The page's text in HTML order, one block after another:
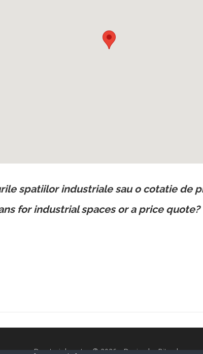
spatiilor industriale sau o cotatie de
for industrial spaces or a price quote?
Drepturi de autor © 2026 - Design by Bitorder